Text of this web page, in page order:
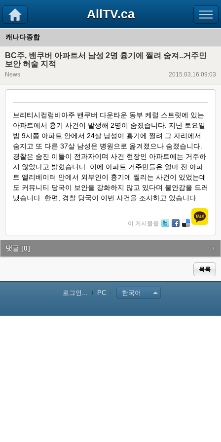
AllTV.ca
캐나다종합
BC주, 밴쿠버 아파트서 남성 2명 흉기에 찔려 숨져..거주민
보안 허술 지적
News 2015.03.16 09:03
브리티시컬럼비아주 밴쿠버 다운타운 동부 케럴 스트릿에 있는
아파트에서 흉기 사건이 발생해 2명이 숨졌습니다. 지난 토 요일
밤 9시쯤 아파트 안에서 24살 남성이 흉기에 찔려 그 자리에서
숨지고 또 다른 37살 남성은 병원으로 옮겨졌으나 숨졌습니다.
경찰은 숨진 이들이 전과자이며 사건 현장인 아파트에는 거주하
지 않았다고 밝혔습니다. 이에 아파트 거주민들은 얼마 전 아파
트 엘리베이터 안에서 외부인이 흉기에 찔리는 사건이 있었는데
도 커뮤니티 당국이 보안을 강화하지 않고 있다며 불안감을 드러
냈습니다. 한편, 경찰 당국이 이번 사건을 조사하고 있습니다.
이 게시물을
itte ce lici
댓글 [0]
목록
로그인... PC 한국어